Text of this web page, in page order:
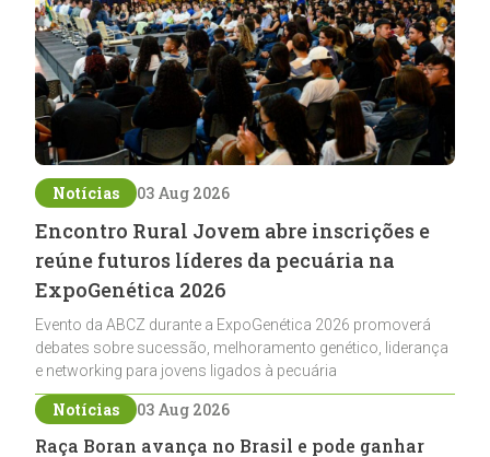
Notícias 03 Aug 2026
Encontro Rural Jovem abre inscrições e
reúne futuros líderes da pecuária na
ExpoGenética 2026
Evento da ABCZ durante a ExpoGenética 2026 promoverá
debates sobre sucessão, melhoramento genético, liderança
e networking para jovens ligados à pecuária
Notícias 03 Aug 2026
Raça Boran avança no Brasil e pode ganhar